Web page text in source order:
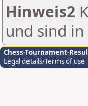
Hinweis2
und sind
Chess-Tournament-
Legal details/Terms of use